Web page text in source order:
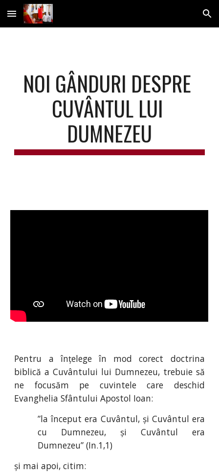
Skip to main content Skip to navigation
NOI GÂNDURI DESPRE
CUVÂNTUL LUI
DUMNEZEU
Pentru a înțelege în mod corect doctrina
biblică a Cuvântului lui Dumnezeu, trebuie să
ne focusăm pe cuvintele care deschid
Evanghelia Sfântului Apostol Ioan:
”la început era Cuvântul, și Cuvântul era
cu Dumnezeu, și Cuvântul era
Dumnezeu” (In.1,1)
și mai apoi, citim: